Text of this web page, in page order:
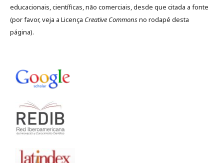
educacionais, científicas, não comerciais, desde que citada a fonte
(por favor, veja a Licença Creative Commonsno rodapé desta
página).